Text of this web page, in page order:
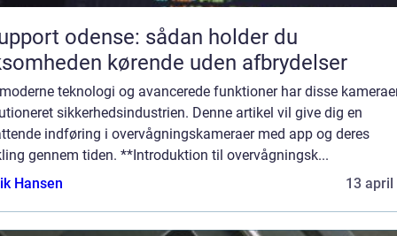
odense: sådan holder du
kørende uden afbrydelser
teknologi og avancerede funktioner har disse
sikkerhedsindustrien. Denne artikel vil give dig en
indføring i overvågningskameraer med app og deres
gennem tiden. **Introduktion til overvågningsk...
Hansen
13 april